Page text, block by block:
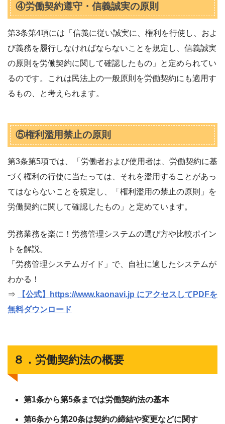
④労働契約遵守・信義誠実の原則
第3条第4項には「信義に従い誠実に、権利を行使し、およ
び義務を履行しなければならないことを規定し、信義誠実
の原則を労働契約に関して確認したもの」と定められてい
るのです。これは民法上の一般原則を労働契約にも適用す
るもの、と考えられます。
⑤権利濫用禁止の原則
第3条第5項では、「労働者および使用者は、労働契約に基
づく権利の行使に当たっては、それを濫用することがあっ
てはならないことを規定し、「権利濫用の禁止の原則」を
労働契約に関して確認したもの」と定めています。
労務業務を楽に！労務管理システムの選び方や比較ポイン
トを解説。
「労務管理システムガイド」で、自社に適したシステムが
わかる！
⇒
【公式】https://www.kaonavi.jp にアクセスしてPDFを
無料ダウンロード
８．労働契約法の概要
第1条から第5条までは労働契約法の基本
第6条から第20条は契約の締結や変更などに関す